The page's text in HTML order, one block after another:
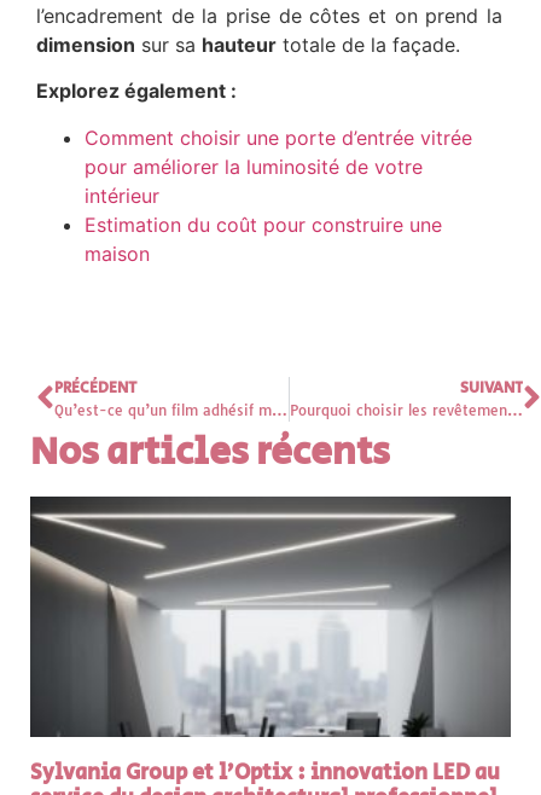
l’encadrement de la prise de côtes et on prend la
dimension sur sa hauteur totale de la façade.
Explorez également :
Comment choisir une porte d’entrée vitrée
pour améliorer la luminosité de votre
intérieur
Estimation du coût pour construire une
maison
PRÉCÉDENT
Qu’est-ce qu’un film adhésif miroir sans tain ?
SUIVANT
Pourquoi choisir les revêtements de sol stratifiés ?
Nos articles récents
Sylvania Group et l’Optix : innovation LED au